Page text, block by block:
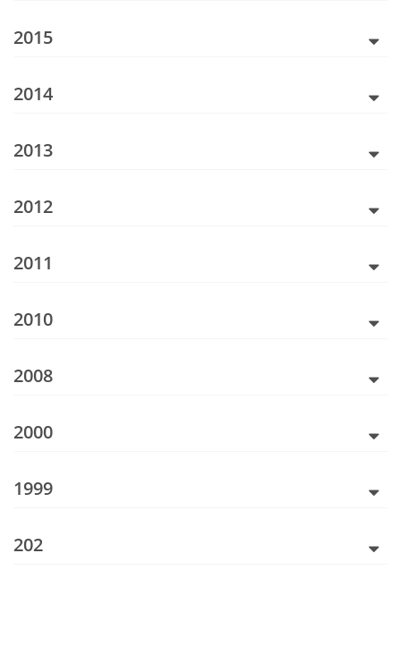
2015
2014
2013
2012
2011
2010
2008
2000
1999
202